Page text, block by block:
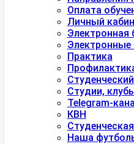
Оплата
Личный
Электронная
Электронные
Практика
Студии,
Telegram-
КВН
Наша